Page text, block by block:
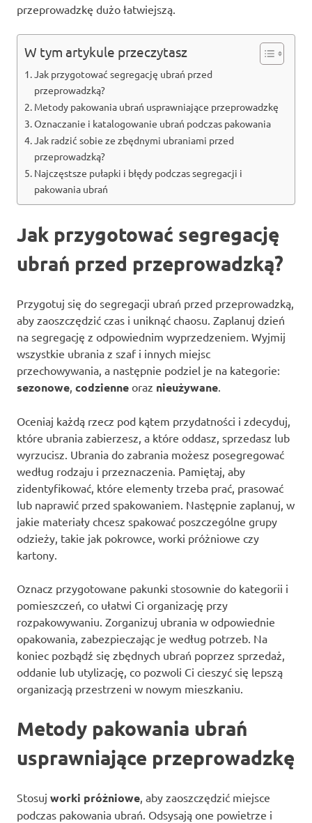
przeprowadzkę dużo łatwiejszą.
W tym artykule przeczytasz
Jak przygotować segregację ubrań przed
przeprowadzką?
Metody pakowania ubrań usprawniające przeprowadzkę
Oznaczanie i katalogowanie ubrań podczas pakowania
Jak radzić sobie ze zbędnymi ubraniami przed
przeprowadzką?
Najczęstsze pułapki i błędy podczas segregacji i
pakowania ubrań
Jak przygotować segregację
ubrań przed przeprowadzką?
Przygotuj się do segregacji ubrań przed przeprowadzką,
aby zaoszczędzić czas i uniknąć chaosu. Zaplanuj dzień
na segregację z odpowiednim wyprzedzeniem. Wyjmij
wszystkie ubrania z szaf i innych miejsc
przechowywania, a następnie podziel je na kategorie:
sezonowe codzienne oraz nieużywane
Oceniaj każdą rzecz pod kątem przydatności i zdecyduj,
które ubrania zabierzesz, a które oddasz, sprzedasz lub
wyrzucisz. Ubrania do zabrania możesz posegregować
według rodzaju i przeznaczenia. Pamiętaj, aby
zidentyfikować, które elementy trzeba prać, prasować
lub naprawić przed spakowaniem. Następnie zaplanuj, w
jakie materiały chcesz spakować poszczególne grupy
odzieży, takie jak pokrowce, worki próżniowe czy
kartony.
Oznacz przygotowane pakunki stosownie do kategorii i
pomieszczeń, co ułatwi Ci organizację przy
rozpakowywaniu. Zorganizuj ubrania w odpowiednie
opakowania, zabezpieczając je według potrzeb. Na
koniec pozbądź się zbędnych ubrań poprzez sprzedaż,
oddanie lub utylizację, co pozwoli Ci cieszyć się lepszą
organizacją przestrzeni w nowym mieszkaniu.
Metody pakowania ubrań
usprawniające przeprowadzkę
Stosuj worki próżniowe , aby zaoszczędzić miejsce
podczas pakowania ubrań. Odsysają one powietrze i